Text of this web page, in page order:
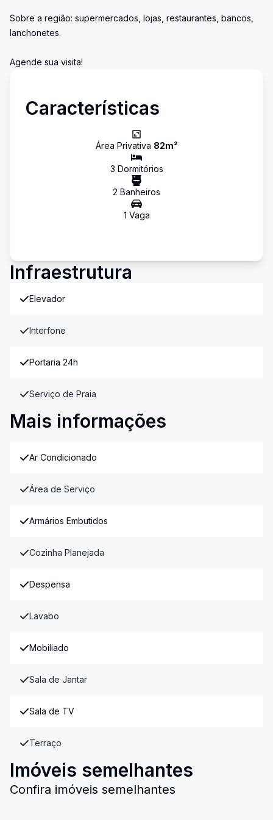
Sobre a região: supermercados, lojas, restaurantes, bancos,
lanchonetes.
Agende sua visita!
Características
Área Privativa 82m²
3 Dormitórios
2 Banheiros
1 Vaga
Infraestrutura
Elevador
Interfone
Portaria 24h
Serviço de Praia
Mais informações
Ar Condicionado
Área de Serviço
Armários Embutidos
Cozinha Planejada
Despensa
Lavabo
Mobiliado
Sala de Jantar
Sala de TV
Terraço
Imóveis semelhantes
Confira imóveis semelhantes